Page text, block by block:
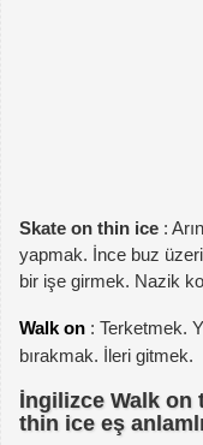
Skate on thin ice :
yapmak. İnce buz
bir işe girmek. Nazik
Walk on : Terketmek.
bırakmak. İleri gitmek.
İngilizce Walk on
thin ice eş